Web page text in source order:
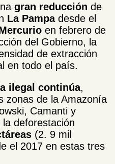
gran reducción de
La Pampadesde el
en febrero de
del Gobierno, la
de extracción
en todo el país.
ilegal continúa,
zonas de la Amazonía
Camanti y
deforestación
(2. 9 mil
el 2017 en estas tres